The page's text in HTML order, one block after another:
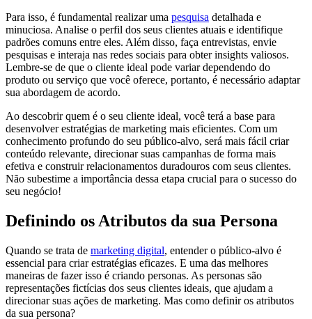
Para isso, é fundamental realizar uma pesquisa detalhada e
minuciosa. Analise o perfil dos seus clientes atuais e identifique
padrões comuns entre eles. Além disso, faça entrevistas, envie
pesquisas e interaja nas redes sociais para obter insights valiosos.
Lembre-se de que o cliente ideal pode variar dependendo do
produto ou serviço que você oferece, portanto, é necessário adaptar
sua abordagem de acordo.
Ao descobrir quem é o seu cliente ideal, você terá a base para
desenvolver estratégias de marketing mais eficientes. Com um
conhecimento profundo do seu público-alvo, será mais fácil criar
conteúdo relevante, direcionar suas campanhas de forma mais
efetiva e construir relacionamentos duradouros com seus clientes.
Não subestime a importância dessa etapa crucial para o sucesso do
seu negócio!
Definindo os Atributos da sua Persona
Quando se trata de marketing digital, entender o público-alvo é
essencial para criar estratégias eficazes. E uma das melhores
maneiras de fazer isso é criando personas. As personas são
representações fictícias dos seus clientes ideais, que ajudam a
direcionar suas ações de marketing. Mas como definir os atributos
da sua persona?